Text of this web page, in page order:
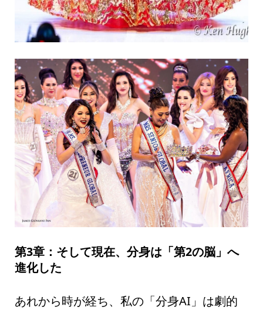
第3章：そして現在、分身は「第2の脳」へ
進化した
あれから時が経ち、私の「分身AI」は劇的